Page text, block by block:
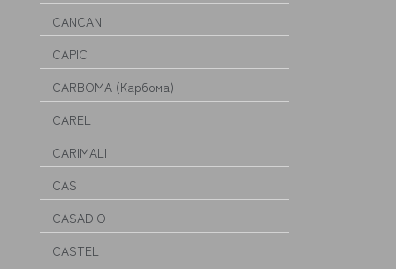
CANCAN
CAPIC
CARBOMA (Карбома)
CAREL
CARIMALI
CAS
CASADIO
CASTEL